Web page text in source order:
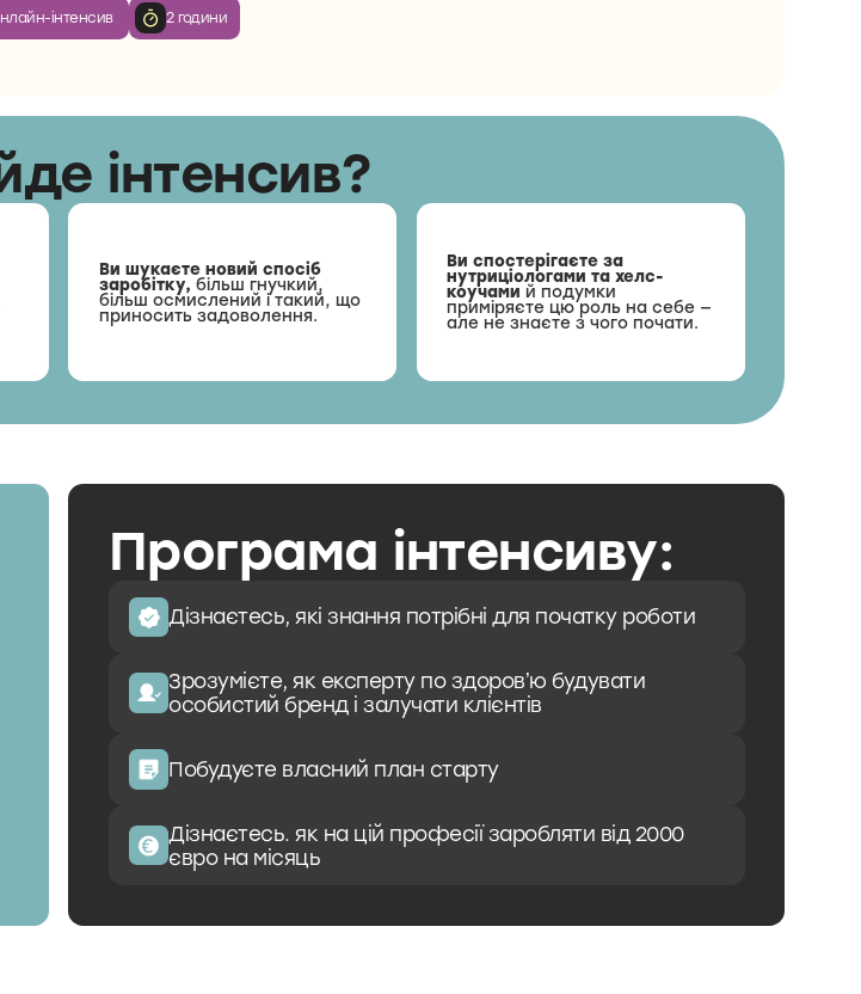
інтенсив 2 години
інтенсив?
Ви шукаєте новий спосіб
заробітку, більш гнучкий,
більш осмислений і такий, що
приносить задоволення.
Ви спостерігаєте за
нутриціологами та хелс-
коучамий подумки
приміряєте цю роль на себе —
але не знаєте з чого почати.
Програма інтенсиву:
Дізнаєтесь, які знання потрібні для початку роботи
Зрозумієте, як експерту по здоровʼю будувати
особистий бренд і залучати клієнтів
Побудуєте власний план старту
Дізнаєтесь. як на цій професії заробляти від 2000
євро на місяць